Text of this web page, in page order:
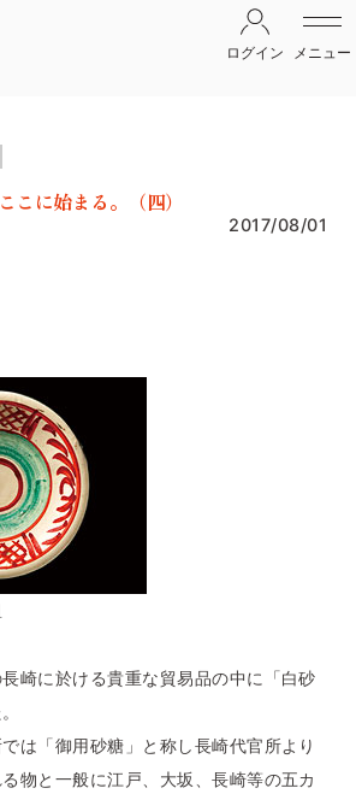
ログイン メニュー
に始まる。（四）
2017/08/01
崎に於ける貴重な貿易品の中に「白砂
は「御用砂糖」と称し長崎代官所より
物と一般に江戸、大坂、長崎等の五カ